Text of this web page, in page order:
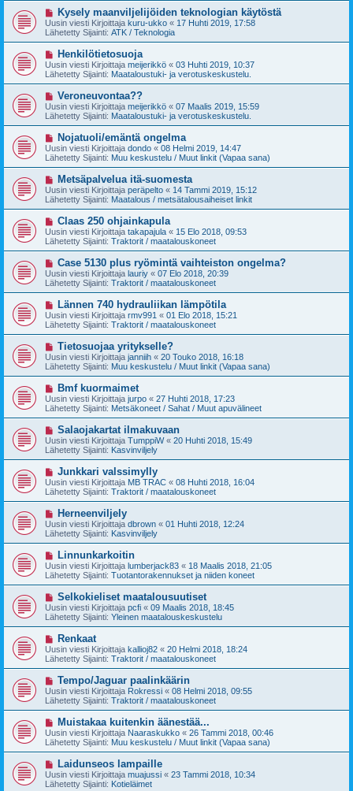
tv
e
s
t
U
u
s
i
v
e
s
t
Kysely maanviljelijöiden teknologian käytöstä
Uusin viesti Kirjoittaja kuru-ukko « 17 Huhti 2019, 17:58
Lähetetty Sijainti: ATK / Teknologia
U
u
s
i
v
e
s
t
Henkilötietosuoja
Uusin viesti Kirjoittaja meijerikkö « 03 Huhti 2019, 10:37
Lähetetty Sijainti: Maataloustuki- ja verotuskeskustelu.
U
u
s
i
v
e
s
t
Veroneuvontaa??
Uusin viesti Kirjoittaja meijerikkö « 07 Maalis 2019, 15:59
Lähetetty Sijainti: Maataloustuki- ja verotuskeskustelu.
U
u
s
i
v
e
s
t
Nojatuoli/emäntä ongelma
Uusin viesti Kirjoittaja dondo « 08 Helmi 2019, 14:47
Lähetetty Sijainti: Muu keskustelu / Muut linkit (Vapaa sana)
U
u
s
i
e
s
t
Metsäpalvelua itä-suomesta
Uusin viesti Kirjoittaja peräpelto « 14 Tammi 2019, 15:12
Lähetetty Sijainti: Maatalous / metsätalousaiheiset linkit
U
u
s
i
e
s
t
Claas 250 ohjainkapula
Uusin viesti Kirjoittaja takapajula « 15 Elo 2018, 09:53
Lähetetty Sijainti: Traktorit / maatalouskoneet
U
u
s
i
v
e
s
t
Case 5130 plus ryömintä vaihteiston ongelma?
Uusin viesti Kirjoittaja lauriy « 07 Elo 2018, 20:39
Lähetetty Sijainti: Traktorit / maatalouskoneet
U
u
s
i
v
e
s
t
Lännen 740 hydrauliikan lämpötila
Uusin viesti Kirjoittaja rmv991 « 01 Elo 2018, 15:21
Lähetetty Sijainti: Traktorit / maatalouskoneet
U
u
s
i
v
e
s
t
Tietosuojaa yritykselle?
Uusin viesti Kirjoittaja janniih « 20 Touko 2018, 16:18
Lähetetty Sijainti: Muu keskustelu / Muut linkit (Vapaa sana)
U
u
s
i
v
e
s
t
Bmf kuormaimet
Uusin viesti Kirjoittaja jurpo « 27 Huhti 2018, 17:23
Lähetetty Sijainti: Metsäkoneet / Sahat / Muut apuvälineet
U
u
s
i
e
s
t
Salaojakartat ilmakuvaan
Uusin viesti Kirjoittaja TumppiW« 20 Huhti 2018, 15:49
Lähetetty Sijainti: Kasvinviljely
U
u
s
i
v
e
s
t
Junkkari valssimylly
Uusin viesti Kirjoittaja MB TRAC « 08 Huhti 2018, 16:04
Lähetetty Sijainti: Traktorit / maatalouskoneet
U
u
s
i
v
e
s
t
Herneenviljely
Uusin viesti Kirjoittaja dbrown « 01 Huhti 2018, 12:24
Lähetetty Sijainti: Kasvinviljely
U
u
s
i
v
e
s
t
Linnunkarkoitin
Uusin viesti Kirjoittaja lumberjack83 « 18 Maalis 2018, 21:05
Lähetetty Sijainti: Tuotantorakennukset ja niiden koneet
U
u
s
i
v
e
s
t
Selkokieliset maatalousuutiset
Uusin viesti Kirjoittaja pcfi « 09 Maalis 2018, 18:45
Lähetetty Sijainti: Yleinen maatalouskeskustelu
U
u
s
i
v
e
s
t
Renkaat
Uusin viesti Kirjoittaja kallioj82 « 20 Helmi 2018, 18:24
Lähetetty Sijainti: Traktorit / maatalouskoneet
U
u
s
i
v
e
s
t
Tempo/Jaguar paalinkäärin
Uusin viesti Kirjoittaja Rokressi « 08 Helmi 2018, 09:55
Lähetetty Sijainti: Traktorit / maatalouskoneet
U
u
s
i
v
e
s
Muistakaa kuitenkin äänestää...
Uusin viesti Kirjoittaja Naaraskukko « 26 Tammi 2018, 00:46
Lähetetty Sijainti: Muu keskustelu / Muut linkit (Vapaa sana)
U
u
s
Laidunseos lampaille
Uusin viesti Kirjoittaja muajussi « 23 Tammi 2018, 10:34
Lähetetty Sijainti: Kotieläimet